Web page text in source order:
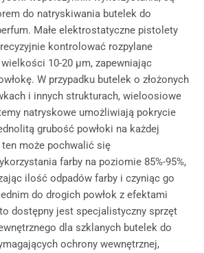
do natryskiwania butelek do
Małe elektrostatyczne pistolety
kontrolować rozpylane
10-20 μm, zapewniając
W przypadku butelek o złożonych
i innych strukturach, wieloosiowe
natryskowe umożliwiają pokrycie
grubość powłoki na każdej
może pochwalić się
farby na poziomie 85%-95%,
ilość odpadów farby i czyniąc go
do drogich powłok z efektami
dostępny jest specjalistyczny sprzęt
dla szklanych butelek do
ochrony wewnętrznej,